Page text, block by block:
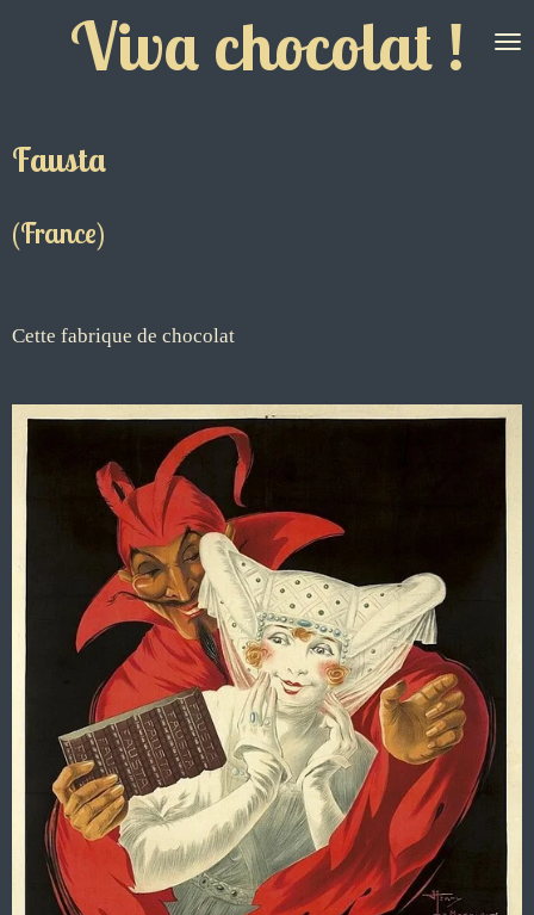
PasserViva chocolat !
Fausta
(France)
Cette fabrique de chocolat